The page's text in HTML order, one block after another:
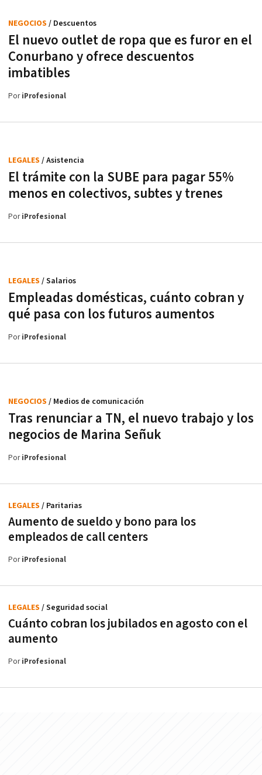
El nuevo outlet de ropa que es furor en el
Conurbano y ofrece descuentos
imbatibles
NEGOCIOS / Descuentos
PoriProfesional
El trámite con la SUBE para pagar 55%
menos en colectivos, subtes y trenes
LEGALES / Asistencia
PoriProfesional
Empleadas domésticas, cuánto cobran y
qué pasa con los futuros aumentos
LEGALES / Salarios
PoriProfesional
Tras renunciar a TN, el nuevo trabajo y los
negocios de Marina Señuk
NEGOCIOS / Medios de comunicación
PoriProfesional
Aumento de sueldo y bono para los
empleados de call centers
LEGALES / Paritarias
PoriProfesional
Cuánto cobran los jubilados en agosto con el
aumento
LEGALES / Seguridad social
PoriProfesional